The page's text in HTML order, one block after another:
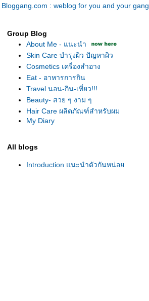
Bloggang.com : weblog for you and your gang
Group Blog
About Me - แนะนำ
Skin Care บำรุงผิว ปัญหาผิว
Cosmetics เครื่องสำอาง
Eat - อาหารการกิน
Travel นอน-กิน-เที่ยว!!!
Beauty- สวย ๆ งาม ๆ
Hair Care ผลิตภัณฑ์สำหรับผม
My Diary
All blogs
Introduction แนะนำตัวกันหน่อ